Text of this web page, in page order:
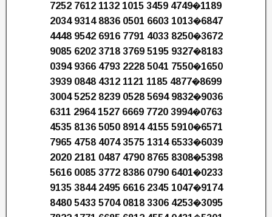
7252 7612 1132 1015 3459 4749�1189
2034 9314 8836 0501 6603 1013�6847
4448 9542 6916 7791 4033 8250�3672
9085 6202 3718 3769 5195 9327�8183
0394 9366 4793 2228 5041 7550�1650
3939 0848 4312 1121 1185 4877�8699
3004 5252 8239 0528 5694 9832�9036
6311 2964 1527 6669 7720 3994�0763
4535 8136 5050 8914 4155 5910�6571
7965 4758 4074 3575 1314 6533�6039
2020 2181 0487 4790 8765 8308�5398
5616 0085 3772 8386 0790 6401�0233
9135 3844 2495 6616 2345 1047�9174
8480 5433 5704 0818 3306 4253�3095